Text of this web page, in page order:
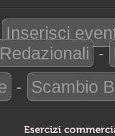
Inserisci
Redazionali -
- Scambio
Esercizi